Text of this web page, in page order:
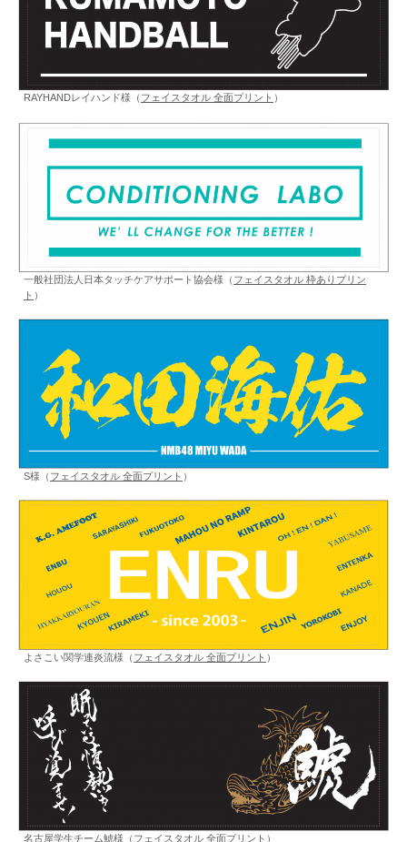
RAYHANDレイハンド様（ フェイスタオル 全面プリント ）
一般社団法人日本タッチケアサポート協会様（ フェイスタオル 枠ありプリン
ト ）
S様（ フェイスタオル 全面プリント ）
よさこい関学連炎流様（ フェイスタオル 全面プリント ）
名古屋学生チーム鯱様（ フェイスタオル 全面プリント ）